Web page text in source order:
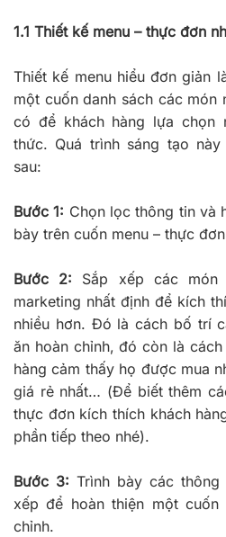
1.1 Thiết kế menu – thực đơn
Thiết kế menu hiểu đơn giản
một cuốn danh sách các món
có để khách hàng lựa chọn
thức. Quá trình sáng tạo
sau:
Bước 1: Chọn lọc thông tin và
bày trên cuốn menu – thực
Bước 2: Sắp xếp các
marketing nhất định để kích
nhiều hơn. Đó là cách bố trí
ăn hoàn chỉnh, đó còn là
hàng cảm thấy họ được mua
giá rẻ nhất… (Để biết thêm
thực đơn kích thích khách
phần tiếp theo nhé).
Bước 3: Trình bày các
xếp để hoàn thiện một
chỉnh.